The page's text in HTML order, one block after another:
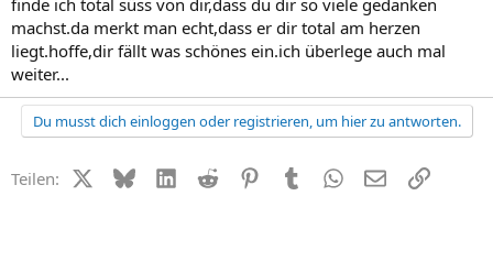
finde ich total süss von dir,dass du dir so viele gedanken
machst.da merkt man echt,dass er dir total am herzen
liegt.hoffe,dir fällt was schönes ein.ich überlege auch mal
weiter...
Du musst dich einloggen oder registrieren, um hier zu antworten.
Teilen: X (Twitter)
BlueskyLinkedIn
Reddit PinterestTumblr WhatsApp
E-MailLink